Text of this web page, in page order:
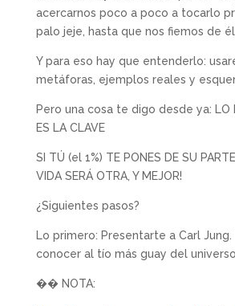
acercarnos poco a poco a tocarlo
palo jeje, hasta que nos fiemos de él.
Y para eso hay que entenderlo:
metáforas, ejemplos reales y
Pero una cosa te digo desde ya: LO
ES LA CLAVE
SI TÚ (el 1%) TE PONES DE SU
VIDA SERÁ OTRA, Y MEJOR!
¿Siguientes pasos?
Lo primero: Presentarte a Carl
conocer al tío más guay del universo.
�� NOTA: